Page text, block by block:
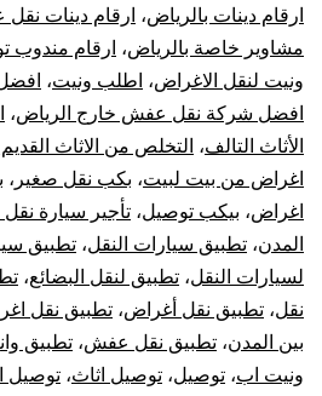
ارقام دينات بالرياض، ارقام دينات
مشاوير خاصة بالرياض، ارقام مندوب
ونيت لنقل الاغراض، اطلب ونيت،
افضل شركة نقل عفش خارج الرياض،
الأثاث التالف، التخلص من الاثاث
اغراض من بيت لبيت، بكب نقل صغير ،
اغراض، بيكب توصيل، تأجير سيارة
المدن، تطبيق سيارات النقل، تطبيق
لسيارات النقل، تطبيق لنقل البضائع،
نقل، تطبيق نقل أغراض، تطبيق نقل
بين المدن، تطبيق نقل عفش، تطبيق
ونيت اب، توصيل، توصيل اثاث، توصيل